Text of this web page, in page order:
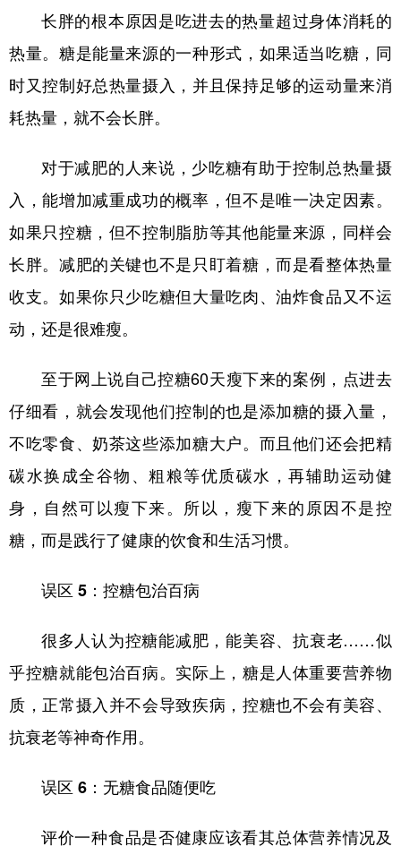
长胖的根本原因是吃进去的热量超过身体消耗的
热量。糖是能量来源的一种形式，如果适当吃糖，同
时又控制好总热量摄入，并且保持足够的运动量来消
耗热量，就不会长胖。
对于减肥的人来说，少吃糖有助于控制总热量摄
入，能增加减重成功的概率，但不是唯一决定因素。
如果只控糖，但不控制脂肪等其他能量来源，同样会
长胖。减肥的关键也不是只盯着糖，而是看整体热量
收支。如果你只少吃糖但大量吃肉、油炸食品又不运
动，还是很难瘦。
至于网上说自己控糖60天瘦下来的案例，点进去
仔细看，就会发现他们控制的也是添加糖的摄入量，
不吃零食、奶茶这些添加糖大户。而且他们还会把精
碳水换成全谷物、粗粮等优质碳水，再辅助运动健
身，自然可以瘦下来。所以，瘦下来的原因不是控
糖，而是践行了健康的饮食和生活习惯。
误区 5：控糖包治百病
很多人认为控糖能减肥，能美容、抗衰老……似
乎控糖就能包治百病。实际上，糖是人体重要营养物
质，正常摄入并不会导致疾病，控糖也不会有美容、
抗衰老等神奇作用。
误区 6：无糖食品随便吃
评价一种食品是否健康应该看其总体营养情况及